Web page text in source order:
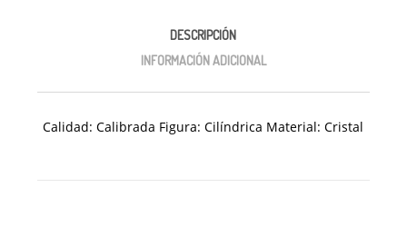
DESCRIPCIÓN
INFORMACIÓN ADICIONAL
Calidad: Calibrada Figura: Cilíndrica Material: Cristal